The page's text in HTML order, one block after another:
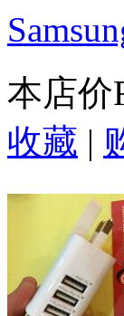
本店价
收藏 |